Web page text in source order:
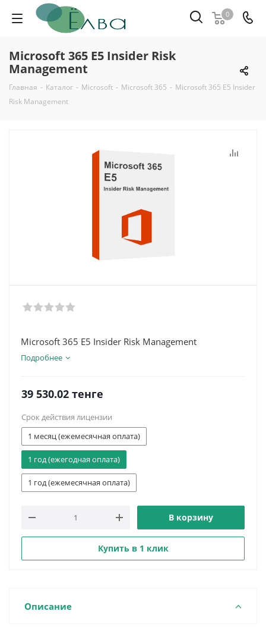
0
Microsoft 365 E5 Insider Risk
Management
Главная - Каталог - Microsoft - Microsoft 365 - Microsoft 365 E5 Insider
Risk Management
Microsoft 365 E5 Insider Risk Management
Подробнее
39 530.02 тенге
Срок действия лицензии
1 месяц (ежемесячная оплата)
1 год (ежегодная оплата)
1 год (ежемесячная оплата)
В корзину
Купить в 1 клик
Описание